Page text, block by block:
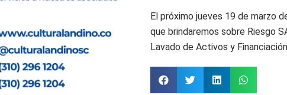
El próximo jueves 19 de marzo
que brindaremos sobre Riesgo
Lavado de Activos y